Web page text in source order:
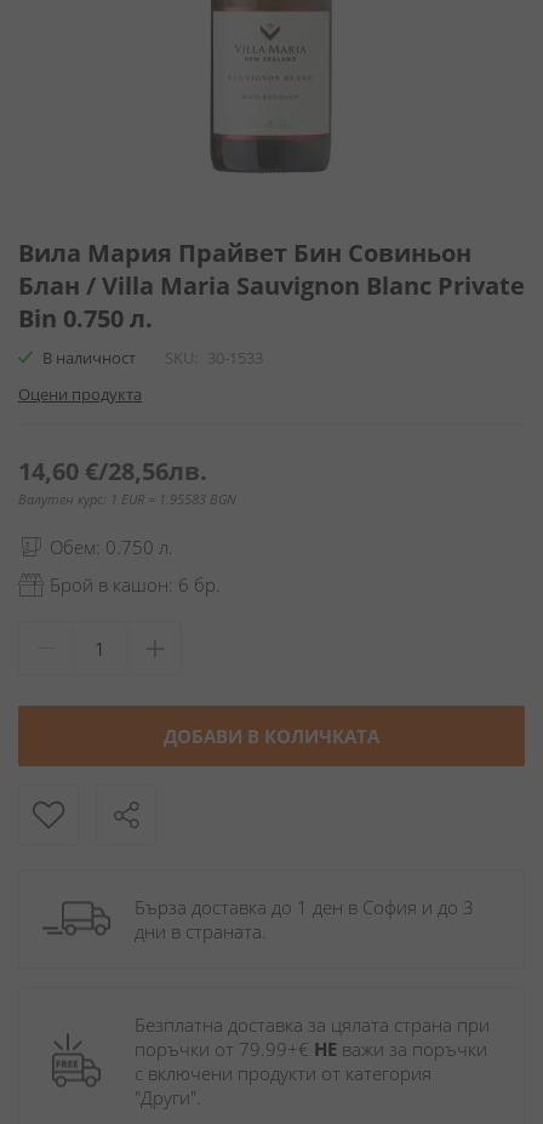
към
на
галерия
снимки
Вила Мария Прайвeт Бин Совиньон
Блан / Villa Maria Sauvignon Blanc Private
Bin 0.750 л.
В наличност SKU
30-1533
Оцени продукта
14,60 €/28,56лв.
Валутен курс: 1 EUR = 1.95583 BGN
Обем: 0.750 л.
Брой в кашон: 6 бр.
ДОБАВИ В КОЛИЧКАТА
Бърза доставка до 1 ден в София и до 3
дни в страната.
Безплатна доставка за цялата страна при
поръчки от 79.99+€ НЕ важи за поръчки
с включени продукти от категория
"Други".